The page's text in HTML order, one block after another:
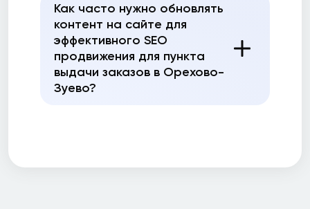
Как часто нужно обновлять
контент на сайте для
эффективного SEO
продвижения для пункта
выдачи заказов в Орехово-
Зуево?